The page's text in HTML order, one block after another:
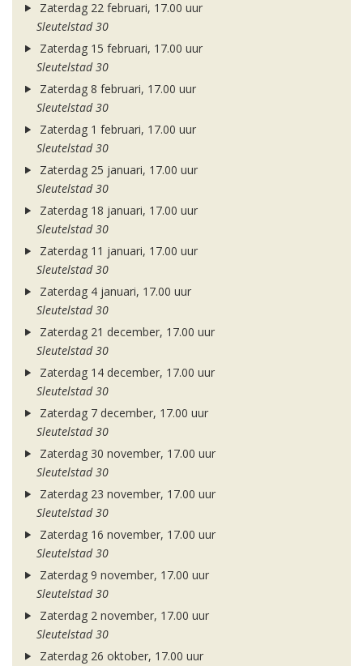
Zaterdag 22 februari, 17.00 uur
Sleutelstad 30
Zaterdag 15 februari, 17.00 uur
Sleutelstad 30
Zaterdag 8 februari, 17.00 uur
Sleutelstad 30
Zaterdag 1 februari, 17.00 uur
Sleutelstad 30
Zaterdag 25 januari, 17.00 uur
Sleutelstad 30
Zaterdag 18 januari, 17.00 uur
Sleutelstad 30
Zaterdag 11 januari, 17.00 uur
Sleutelstad 30
Zaterdag 4 januari, 17.00 uur
Sleutelstad 30
Zaterdag 21 december, 17.00 uur
Sleutelstad 30
Zaterdag 14 december, 17.00 uur
Sleutelstad 30
Zaterdag 7 december, 17.00 uur
Sleutelstad 30
Zaterdag 30 november, 17.00 uur
Sleutelstad 30
Zaterdag 23 november, 17.00 uur
Sleutelstad 30
Zaterdag 16 november, 17.00 uur
Sleutelstad 30
Zaterdag 9 november, 17.00 uur
Sleutelstad 30
Zaterdag 2 november, 17.00 uur
Sleutelstad 30
Zaterdag 26 oktober, 17.00 uur